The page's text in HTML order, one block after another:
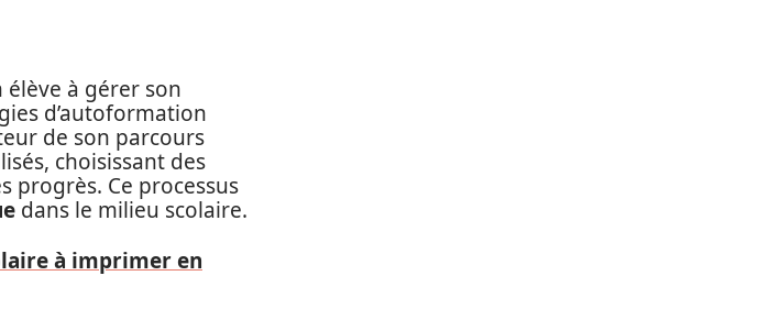
élève à gérer son
d’autoformation
de son parcours
choisissant des
progrès. Ce processus
dans le milieu scolaire.
à imprimer en